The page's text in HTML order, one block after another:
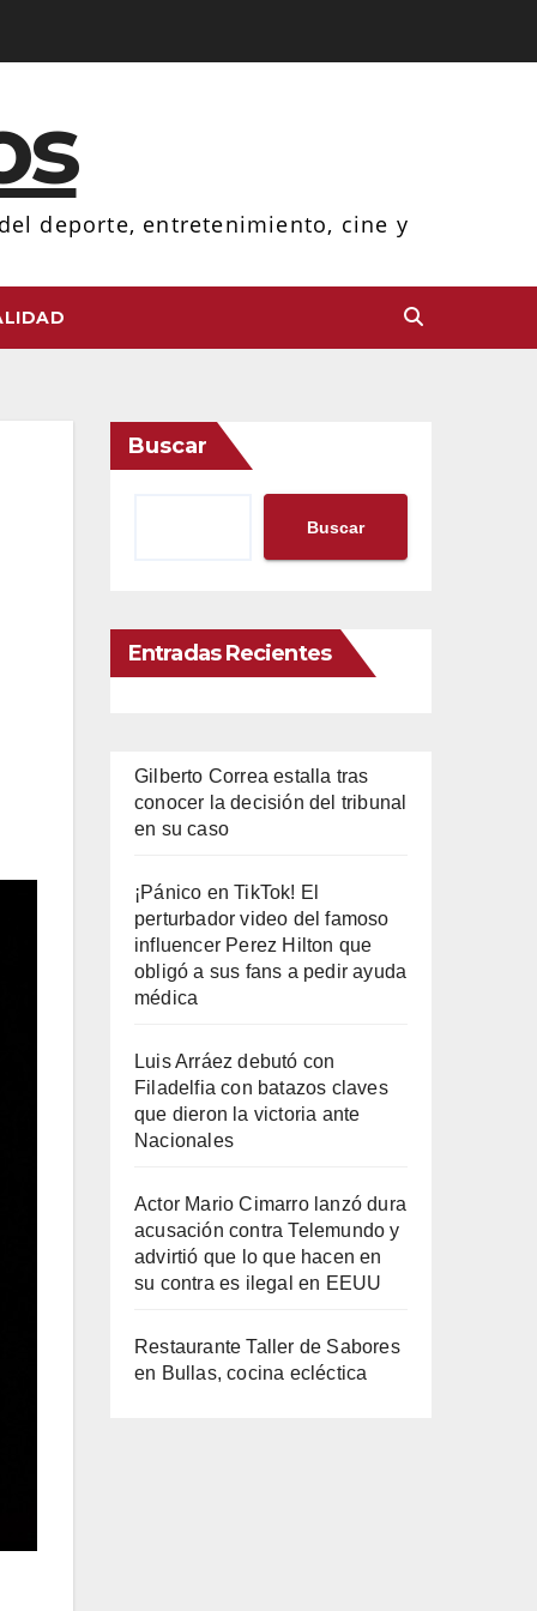
deporte, entretenimiento, cine y
Buscar
Buscar
Entradas Recientes
Gilberto Correa estalla tras
conocer la decisión del tribunal
en su caso
¡Pánico en TikTok! El
perturbador video del famoso
influencer Perez Hilton que
obligó a sus fans a pedir ayuda
médica
Luis Arráez debutó con
Filadelfia con batazos claves
que dieron la victoria ante
Nacionales
Actor Mario Cimarro lanzó dura
acusación contra Telemundo y
advirtió que lo que hacen en
su contra es ilegal en EEUU
Restaurante Taller de Sabores
en Bullas, cocina ecléctica